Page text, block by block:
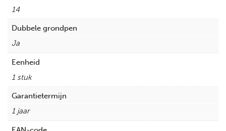
14
Dubbele grondpen
Ja
Eenheid
1 stuk
Garantietermijn
1 jaar